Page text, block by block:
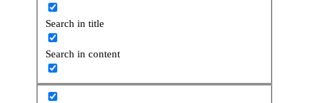
Search in title
Search in content